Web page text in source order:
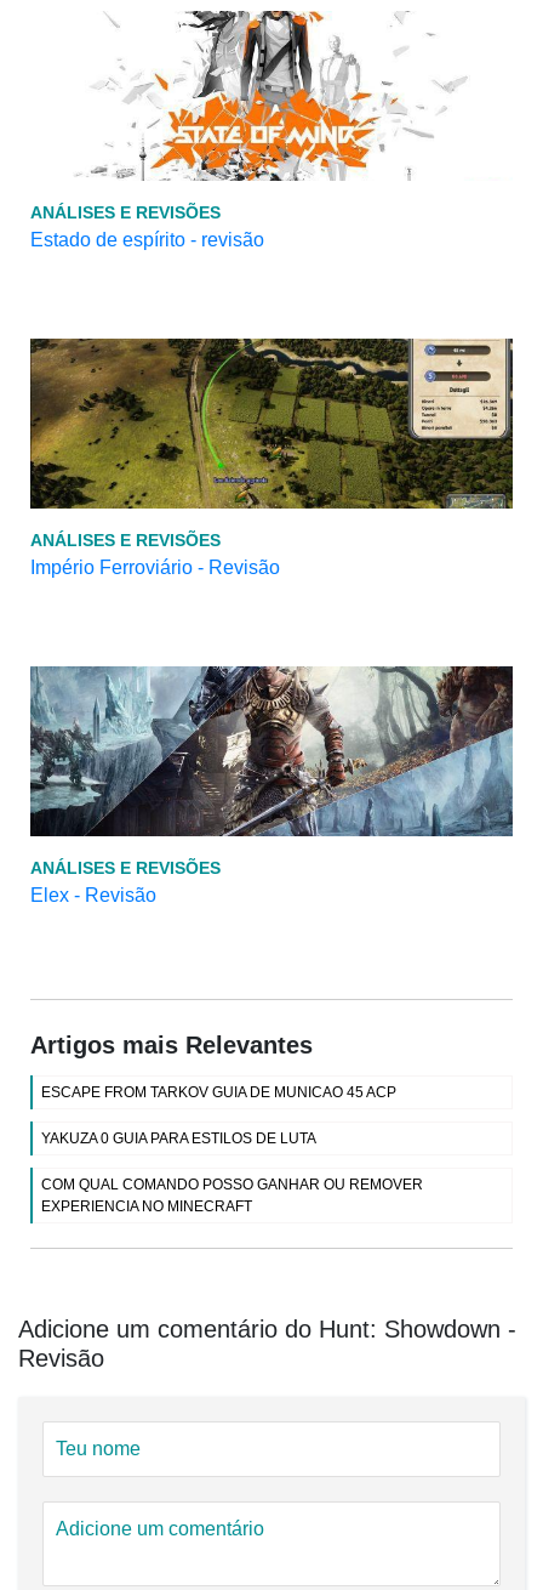
ANÁLISES E REVISÕES
Estado de espírito - revisão
ANÁLISES E REVISÕES
Império Ferroviário - Revisão
ANÁLISES E REVISÕES
Elex - Revisão
Artigos mais Relevantes
ESCAPE FROM TARKOV GUIA DE MUNICAO 45 ACP
YAKUZA 0 GUIA PARA ESTILOS DE LUTA
COM QUAL COMANDO POSSO GANHAR OU REMOVER
EXPERIENCIA NO MINECRAFT
Adicione um comentário do Hunt: Showdown -
Revisão